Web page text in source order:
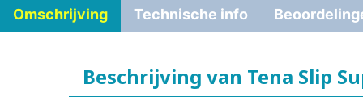
Omschrijving Technische info
Beschrijving van Tena Slip